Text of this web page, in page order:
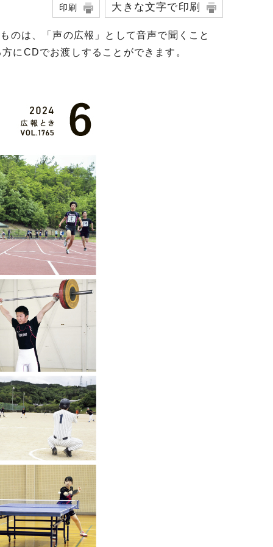
印刷 大きな文字で印刷
のは、「声の広報」として音声で聞くこと
にCDでお渡しすることができます。